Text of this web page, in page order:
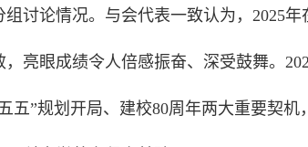
讨论情况。与会代表一致认为，2025
亮眼成绩令人倍感振奋、深受鼓舞。
五”规划开局、建校80周年两大重要契